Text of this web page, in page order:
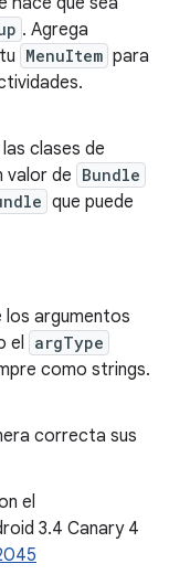
. Agrega
MenuItem para
clases de
valor de Bundle
que puede
argumentos
el argType
como strings.
correcta sus
el
3.4 Canary 4